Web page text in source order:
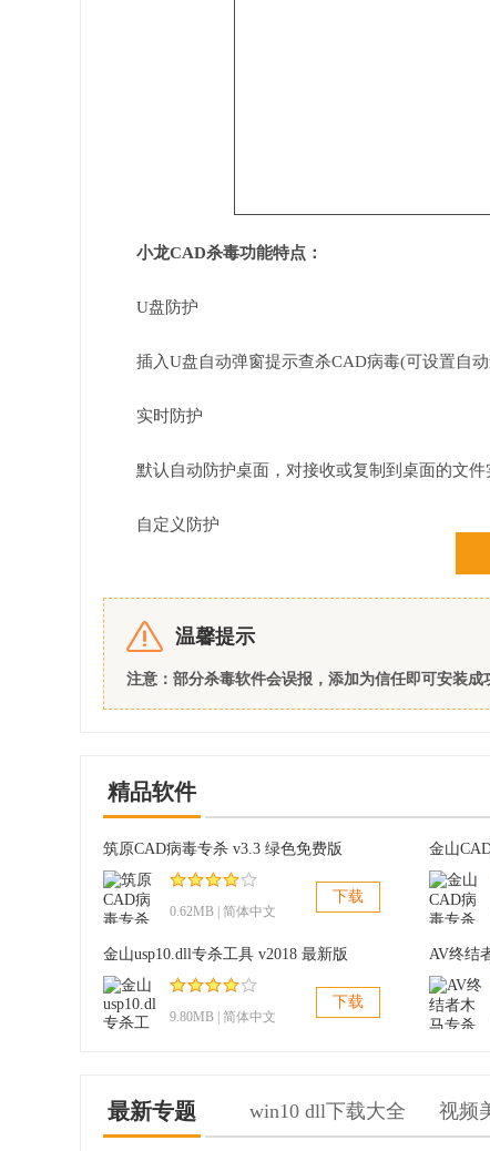
小龙CAD杀毒功能特点：
U盘防护
插入U盘自动弹窗提示查杀CAD病毒(可设置自
实时防护
默认自动防护桌面，对接收或复制到桌面的文
自定义防护
自定义需防护的目录，比如接收文件目录，或
注意安装过程，有附加软件，如不需要，如下图
温馨提示
注意：部分杀毒软件会误报，添加为信任即可安装成
精品软件
筑原CAD病毒专杀 v3.3 绿色免费版
0.62MB | 简体中文
下载
金山
金山usp10.dll专杀工具 v2018 最新版
9.80MB | 简体中文
下载
最新专题 win10 dll下载大全 视频